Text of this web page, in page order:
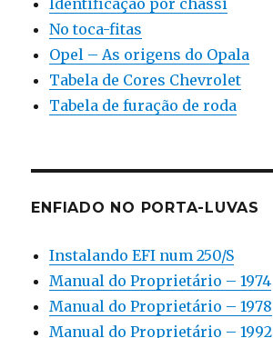
Identificação por chassi
No toca-fitas
Opel – As origens do Opala
Tabela de Cores Chevrolet
Tabela de furação de roda
ENFIADO NO PORTA-LUVAS
Instalando EFI num 250/S
Manual do Proprietário – 1974
Manual do Proprietário – 1978
Manual do Proprietário – 1992